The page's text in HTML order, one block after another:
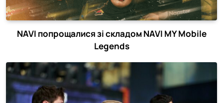
NAVI попрощалися зі складом NAVI MY Mobile
Legends